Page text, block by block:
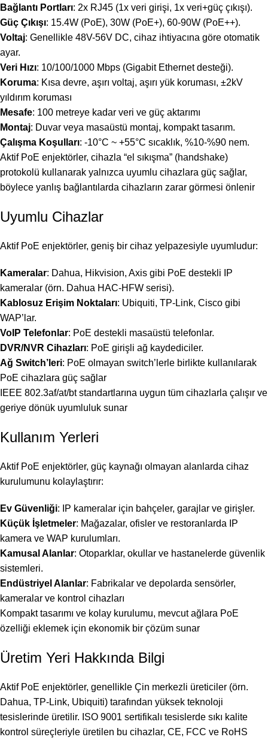
Bağlantı Portları: 2x RJ45 (1x veri girişi, 1x veri+güç çıkışı).
Güç Çıkışı: 15.4W (PoE), 30W (PoE+), 60-90W (PoE++).
Voltaj: Genellikle 48V-56V DC, cihaz ihtiyacına göre otomatik
ayar.
Veri Hızı: 10/100/1000 Mbps (Gigabit Ethernet desteği).
Koruma: Kısa devre, aşırı voltaj, aşırı yük koruması, ±2kV
yıldırım koruması
Mesafe: 100 metreye kadar veri ve güç aktarımı
Montaj: Duvar veya masaüstü montaj, kompakt tasarım.
Çalışma Koşulları: -10°C ~ +55°C sıcaklık, %10-%90 nem.
Aktif PoE enjektörler, cihazla “el sıkışma” (handshake)
protokolü kullanarak yalnızca uyumlu cihazlara güç sağlar,
böylece yanlış bağlantılarda cihazların zarar görmesi önlenir
Uyumlu Cihazlar
Aktif PoE enjektörler, geniş bir cihaz yelpazesiyle uyumludur:
Kameralar: Dahua, Hikvision, Axis gibi PoE destekli IP
kameralar (örn. Dahua HAC-HFW serisi).
Kablosuz Erişim Noktaları: Ubiquiti, TP-Link, Cisco gibi
WAP’lar.
VoIP Telefonlar: PoE destekli masaüstü telefonlar.
DVR/NVR Cihazları: PoE girişli ağ kaydediciler.
Ağ Switch’leri: PoE olmayan switch’lerle birlikte kullanılarak
PoE cihazlara güç sağlar
IEEE 802.3af/at/bt standartlarına uygun tüm cihazlarla çalışır ve
geriye dönük uyumluluk sunar
Kullanım Yerleri
Aktif PoE enjektörler, güç kaynağı olmayan alanlarda cihaz
kurulumunu kolaylaştırır:
Ev Güvenliği: IP kameralar için bahçeler, garajlar ve girişler.
Küçük İşletmeler: Mağazalar, ofisler ve restoranlarda IP
kamera ve WAP kurulumları.
Kamusal Alanlar: Otoparklar, okullar ve hastanelerde güvenlik
sistemleri.
Endüstriyel Alanlar: Fabrikalar ve depolarda sensörler,
kameralar ve kontrol cihazları
Kompakt tasarımı ve kolay kurulumu, mevcut ağlara PoE
özelliği eklemek için ekonomik bir çözüm sunar
Üretim Yeri Hakkında Bilgi
Aktif PoE enjektörler, genellikle Çin merkezli üreticiler (örn.
Dahua, TP-Link, Ubiquiti) tarafından yüksek teknoloji
tesislerinde üretilir. ISO 9001 sertifikalı tesislerde sıkı kalite
kontrol süreçleriyle üretilen bu cihazlar, CE, FCC ve RoHS